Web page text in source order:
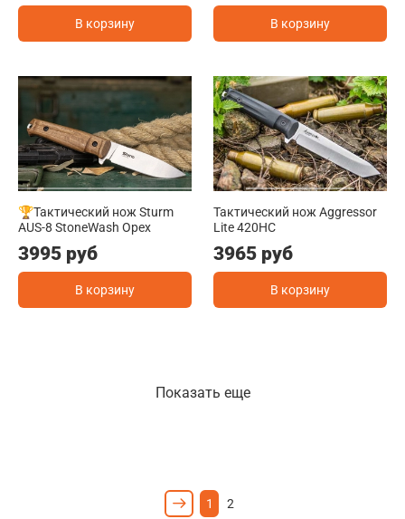
В корзину В корзину
🏆Тактический нож Sturm
AUS-8 StoneWash Орех
3995 руб
В корзину
Тактический нож Aggressor
Lite 420HC
3965 руб
В корзину
Показать еще
1 2